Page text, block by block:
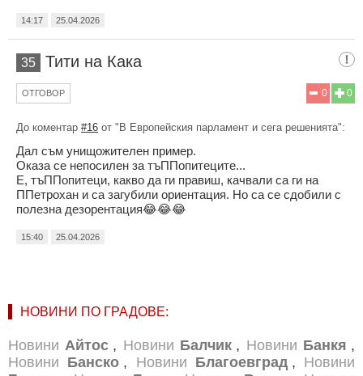
14:17 25.04.2026
35 Тити на Кака
0
0
ОТГОВОР
До коментар #16 от "В Европейския парламент и сега решенията":
Дал съм унищожителен пример.
Оказа се непосилен за тъППопитеците...
Е, тъППопитеци, какво да ги правиш, качвали са ги на
ППетрохан и са загубили ориентация. Но са се сдобили с
полезна дезорентация😂😂😂
15:40 25.04.2026
НОВИНИ ПО ГРАДОВЕ:
Новини Айтос , Новини Балчик , Новини Банкя ,
Новини Банско , Новини Благоевград , Новини